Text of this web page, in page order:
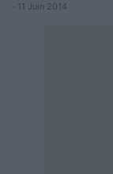
· 11 Juin 2014